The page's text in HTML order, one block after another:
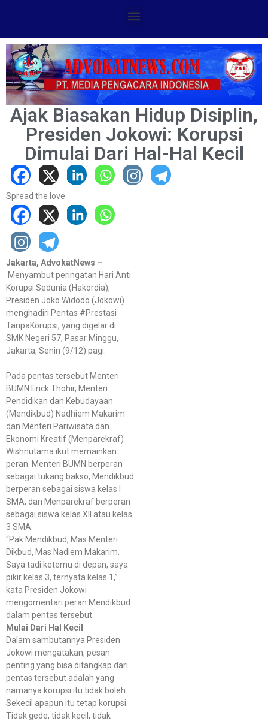
Ajak Biasakan Hidup Disiplin,
Presiden Jokowi: Korupsi
Dimulai Dari Hal-Hal Kecil
Spread the love
Jakarta, AdvokatNews –
Menyambut peringatan Hari Anti
Korupsi Sedunia (Hakordia),
Presiden Joko Widodo (Jokowi)
menghadiri Pentas #Prestasi
TanpaKorupsi, yang digelar di
SMK Negeri 57, Pasar Minggu,
Jakarta, Senin (9/12) pagi.
Pada pentas tersebut Menteri
BUMN Erick Thohir, Menteri
Pendidikan dan Kebudayaan
(Mendikbud) Nadhiem Makarim
dan Menteri Pariwisata dan
Ekonomi Kreatif (Menparekraf)
Wishnutama ikut memainkan
peran. Menteri BUMN berperan
sebagai tukang bakso, Mendikbud
berperan sebagai siswa kelas I
SMA, dan Menparekraf berperan
sebagai siswa kelas XII atau kelas
3 SMA.
“Pak Mendikbud, Mas Menteri
Dikbud, Mas Nadiem Makarim.
Saya tadi ketemu di depan, saya
pikir kelas 3, ternyata kelas 1,”
kata Presiden Jokowi
mengomentari peran Mendikbud
dalam pentas tersebut.
Mulai Dari Hal Kecil
Dalam sambutannya Presiden
Jokowi mengatakan, pesan
penting yang bisa ditangkap dari
pentas tersebut adalah yang
namanya korupsi itu tidak boleh.
Sekecil apapun itu tetap korupsi.
Tidak gede, tidak kecil, tidak